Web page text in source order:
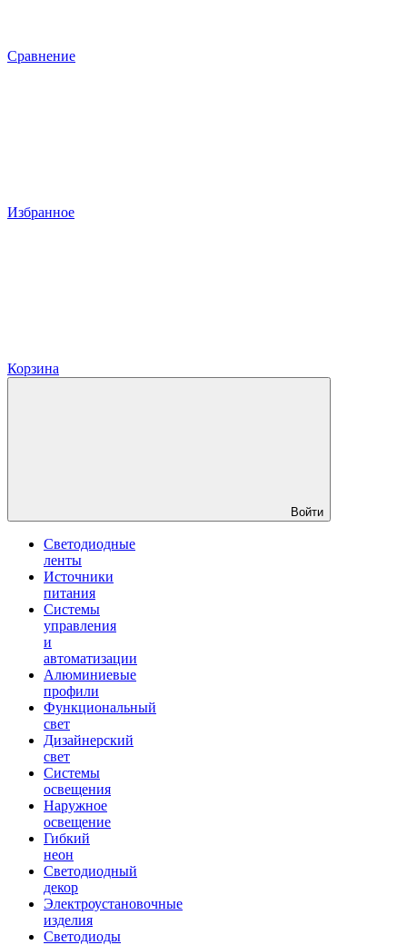
Сравнение
Избранное
Корзина
Войти
Светодиодные
ленты
Источники
питания
Системы
управления
и
автоматизации
Алюминиевые
профили
Функциональный
свет
Дизайнерский
свет
Системы
освещения
Наружное
освещение
Гибкий
неон
Светодиодный
декор
Электроустановочные
изделия
Светодиоды